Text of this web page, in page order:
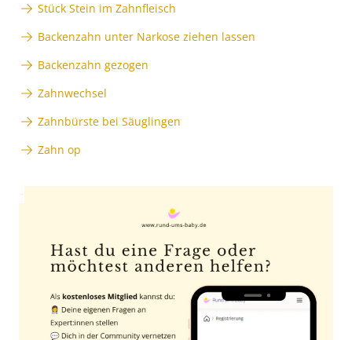
Stück Stein im Zahnfleisch
Backenzahn unter Narkose ziehen lassen
Backenzahn gezogen
Zahnwechsel
Zahnbürste bei Säuglingen
Zahn op